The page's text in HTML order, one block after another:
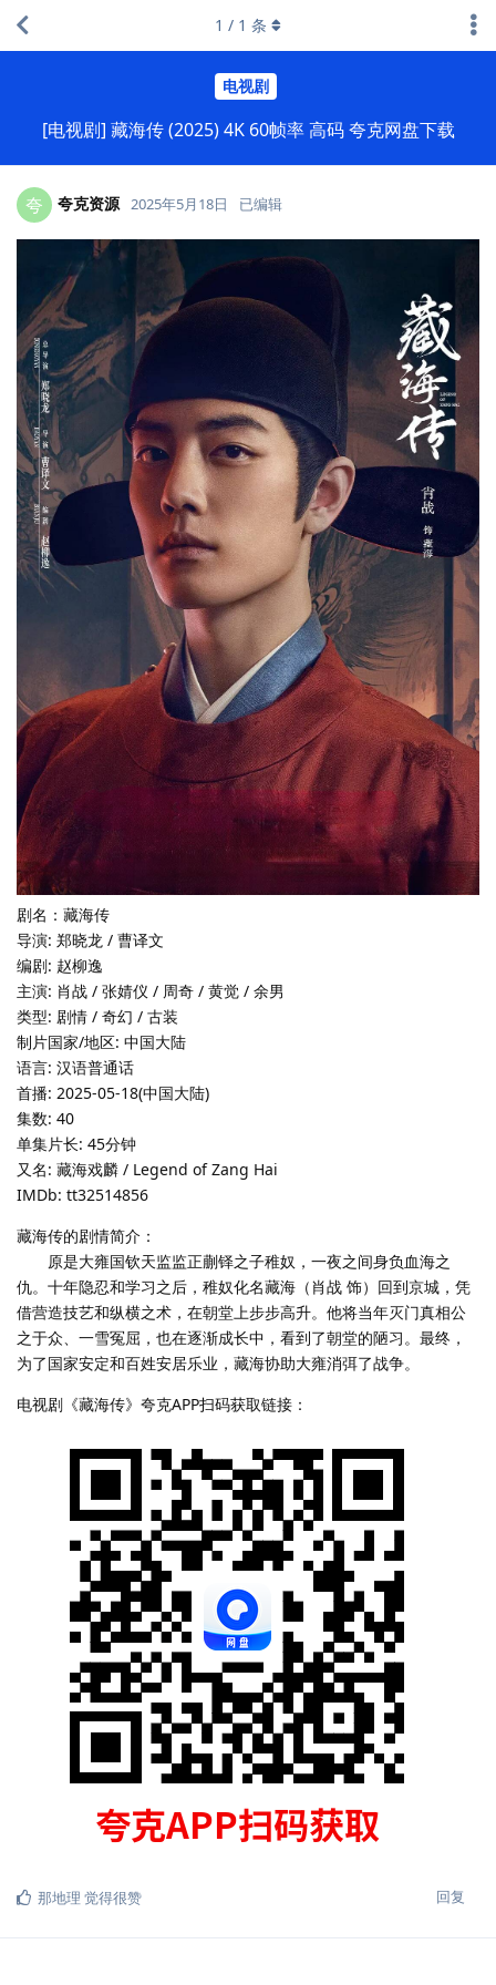
电视剧
[电视剧] 藏海传 (2025) 4K 60帧率 高码 夸克网盘下载
1 / 1 条
夸 夸克资源 2025年5月18日 已编辑
剧名：藏海传
导演: 郑晓龙 / 曹译文
编剧: 赵柳逸
主演: 肖战 / 张婧仪 / 周奇 / 黄觉 / 余男
类型: 剧情 / 奇幻 / 古装
制片国家/地区: 中国大陆
语言: 汉语普通话
首播: 2025-05-18(中国大陆)
集数: 40
单集片长: 45分钟
又名: 藏海戏麟 / Legend of Zang Hai
IMDb: tt32514856
藏海传的剧情简介：
原是大雍国钦天监监正蒯铎之子稚奴，一夜之间身负血海之
仇。十年隐忍和学习之后，稚奴化名藏海（肖战 饰）回到京城，凭
借营造技艺和纵横之术，在朝堂上步步高升。他将当年灭门真相公
之于众、一雪冤屈，也在逐渐成长中，看到了朝堂的陋习。最终，
为了国家安定和百姓安居乐业，藏海协助大雍消弭了战争。
电视剧《藏海传》夸克APP扫码获取链接：
回复
那地理 觉得很赞